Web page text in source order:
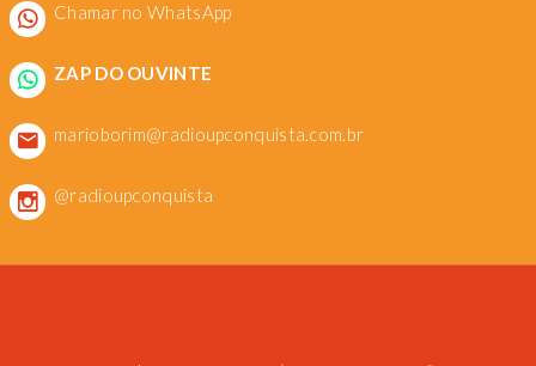
Chamar no WhatsApp
ZAP DO OUVINTE
marioborim@radioupconquista.com.br
@radioupconquista